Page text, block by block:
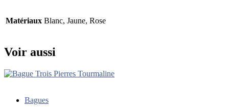
Matériaux Blanc, Jaune, Rose
Voir aussi
Bagues